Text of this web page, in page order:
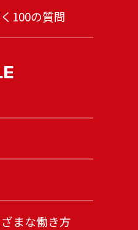
100の質問
まな働き方